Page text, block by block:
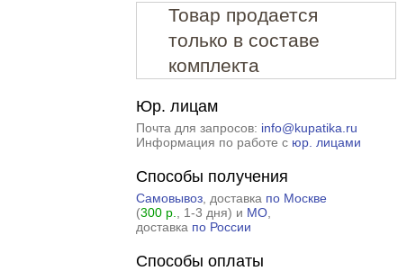
Товар продается
только в составе
комплекта
Юр. лицам
Почта для запросов: info@kupatika.ru
Информация по работе с юр. лицами
Способы получения
Самовывоз, доставка по Москве
(300 р. , 1-3 дня) и МО,
доставка по России
Способы оплаты